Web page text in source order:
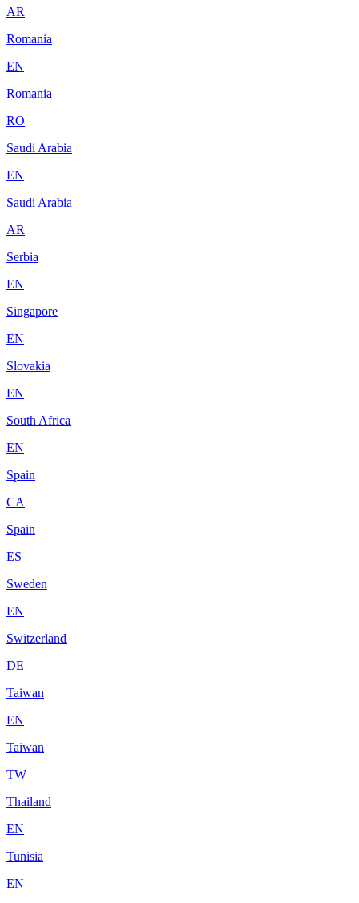
AR
Romania
EN
Romania
RO
Saudi Arabia
EN
Saudi Arabia
AR
Serbia
EN
Singapore
EN
Slovakia
EN
South Africa
EN
Spain
CA
Spain
ES
Sweden
EN
Switzerland
DE
Taiwan
EN
Taiwan
TW
Thailand
EN
Tunisia
EN